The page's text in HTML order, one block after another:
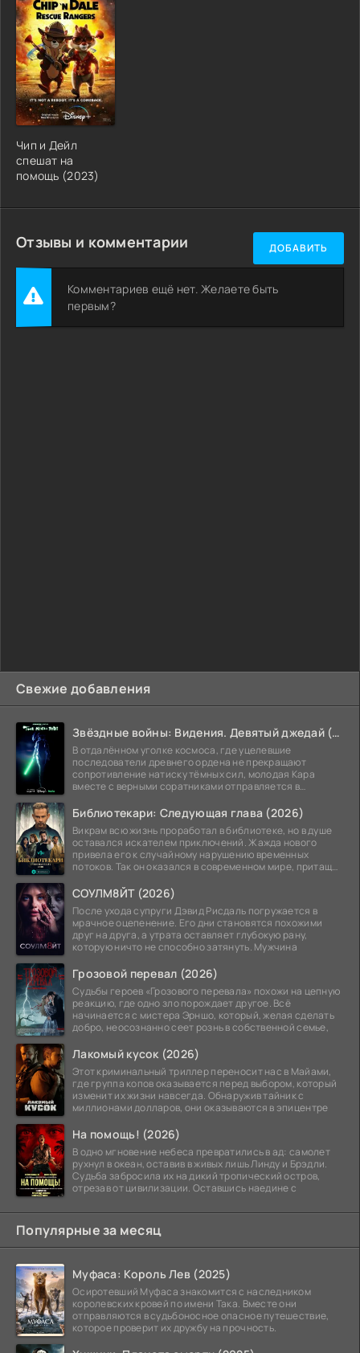
Свежие добавления
Звёздные войны: Видения. Девятый джедай (2026)
В отдалённом уголке космоса, где уцелевшие
последователи древнего ордена не прекращают
сопротивление натиску тёмных сил, молодая Кара
вместе с верными соратниками отправляется в
Библиотекари: Следующая глава (2026)
Викрам всю жизнь проработал в библиотеке, но в душе
оставался искателем приключений. Жажда нового
привела его к случайному нарушению временных
потоков. Так он оказался в современном мире, притащив
СОУЛМ8ЙТ (2026)
После ухода супруги Дэвид Рисдаль погружается в
мрачное оцепенение. Его дни становятся похожими
друг на друга, а утрата оставляет глубокую рану,
которую ничто не способно затянуть. Мужчина
Грозовой перевал (2026)
Судьбы героев «Грозового перевала» похожи на цепную
реакцию, где одно зло порождает другое. Всё
начинается с мистера Эрншо, который, желая сделать
добро, неосознанно сеет рознь в собственной семье,
Лакомый кусок (2026)
Этот криминальный триллер переносит нас в Майами,
где группа копов оказывается перед выбором, который
изменит их жизни навсегда. Обнаружив тайник с
миллионами долларов, они оказываются в эпицентре
На помощь! (2026)
В одно мгновение небеса превратились в ад: самолет
рухнул в океан, оставив в живых лишь Линду и Брэдли.
Судьба забросила их на дикий тропический остров,
отрезав от цивилизации. Оставшись наедине с
Популярные за месяц
Муфаса: Король Лев (2025)
Осиротевший Муфаса знакомится с наследником
королевских кровей по имени Така. Вместе они
отправляются в судьбоносное опасное путешествие,
которое проверит их дружбу на прочность.
Чип и Дейл
спешат на
помощь (2023)
Отзывы и комментарии ДОБАВИТЬ
Комментариев ещё нет. Желаете быть
первым?